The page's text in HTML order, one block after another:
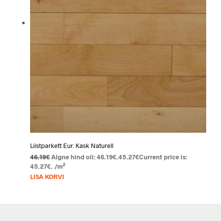
Liistparkett Eur. Kask Naturell
46.19€ Algne hind oli: 46.19€.45.27€Current price is:
45.27€. /m2
LISA KORVI